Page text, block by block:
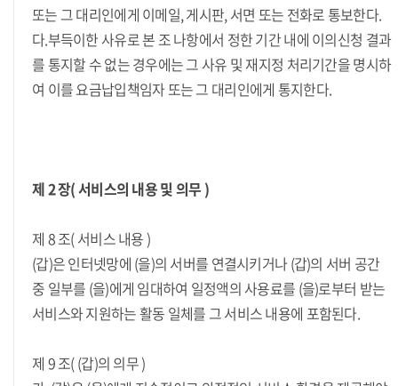
또는 그 대리인에게 이메일, 게시판, 서면 또는 전화로 통보한다.
다.부득이한 사유로 본 조 나항에서 정한 기간 내에 이의신청 결과
를 통지할 수 없는 경우에는 그 사유 및 재지정 처리기간을 명시하
여 이를 요금납입책임자 또는 그 대리인에게 통지한다.
제 2 장( 서비스의 내용 및 의무 )
제 8 조( 서비스 내용 )
(갑)은 인터넷망에 (을)의 서버를 연결시키거나 (갑)의 서버 공간
중 일부를 (을)에게 임대하여 일정액의 사용료를 (을)로부터 받는
서비스와 지원하는 활동 일체를 그 서비스 내용에 포함된다.
제 9 조( (갑)의 의무 )